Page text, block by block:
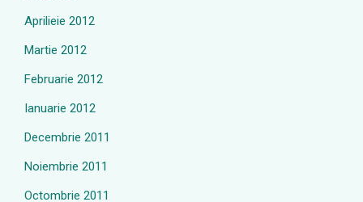
Aprilieie 2012
Martie 2012
Februarie 2012
Ianuarie 2012
Decembrie 2011
Noiembrie 2011
Octombrie 2011